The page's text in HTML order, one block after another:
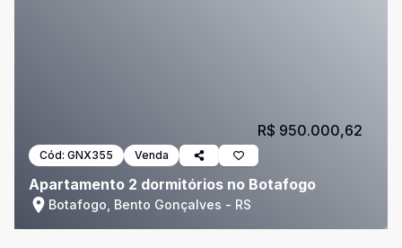
Cód: GNX355 Venda
Apartamento 2 dormitórios no Botafogo
Botafogo, Bento Gonçalves - RS
R$ 950.000,62